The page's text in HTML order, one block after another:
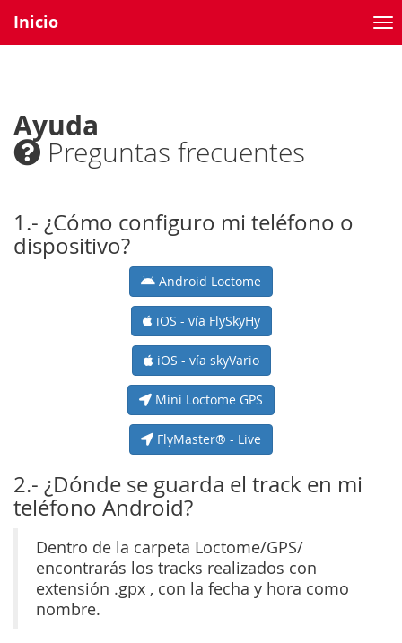
Inicio
Ayuda
Preguntas frecuentes
1.- ¿Cómo configuro mi teléfono o
dispositivo?
Android Loctome
iOS - vía FlySkyHy
iOS - vía skyVario
Mini Loctome GPS
FlyMaster® - Live
2.- ¿Dónde se guarda el track en mi
teléfono Android?
Dentro de la carpeta Loctome/GPS/
encontrarás los tracks realizados con
extensión .gpx , con la fecha y hora como
nombre.